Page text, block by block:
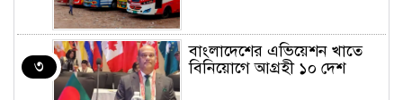
৩
বাংলাদেশের এভিয়েশন খাতে
বিনিয়োগে আগ্রহী ১০ দেশ